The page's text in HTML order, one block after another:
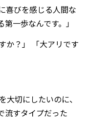
喜びを感じる人間な
一歩なんです。」
か？」 「大アリです
大切にしたいのに、
流すタイプだった